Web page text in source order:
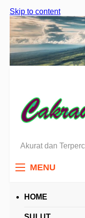
Skip to content
Berita
Akurat dan
MENU
HOME
HEADLINES